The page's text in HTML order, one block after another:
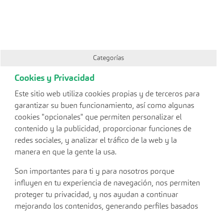
Categorías
Cookies y Privacidad
Este sitio web utiliza cookies propias y de terceros para
garantizar su buen funcionamiento, así como algunas
cookies "opcionales" que permiten personalizar el
contenido y la publicidad, proporcionar funciones de
redes sociales, y analizar el tráfico de la web y la
manera en que la gente la usa.
Son importantes para ti y para nosotros porque
influyen en tu experiencia de navegación, nos permiten
proteger tu privacidad, y nos ayudan a continuar
mejorando los contenidos, generando perfiles basados